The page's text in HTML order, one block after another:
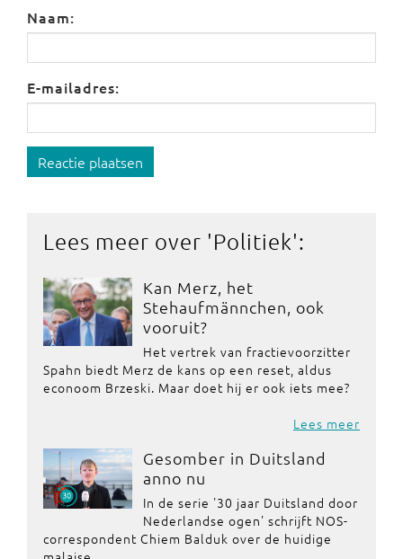
Naam:
E-mailadres:
Reactie plaatsen
Lees meer over 'Politiek':
Kan Merz, het
Stehaufmännchen, ook
vooruit?
Het vertrek van fractievoorzitter
Spahn biedt Merz de kans op een reset, aldus
econoom Brzeski. Maar doet hij er ook iets mee?
Lees meer
Gesomber in Duitsland
anno nu
In de serie '30 jaar Duitsland door
Nederlandse ogen' schrijft NOS-
correspondent Chiem Balduk over de huidige